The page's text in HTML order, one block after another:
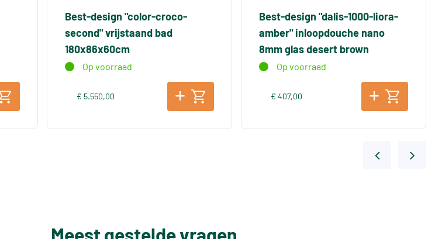
Best-design "color-croco-
second" vrijstaand bad
180x86x60cm
Op voorraad
€ 5.550,00
Best-design "dalis-1000-liora-
amber" inloopdouche nano
8mm glas desert brown
Op voorraad
€ 407,00
Meest gestelde vragen